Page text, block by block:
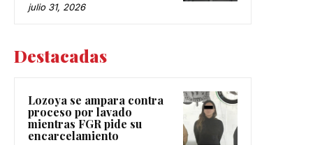
julio 31, 2026
Destacadas
Lozoya se ampara contra
proceso por lavado
mientras FGR pide su
encarcelamiento